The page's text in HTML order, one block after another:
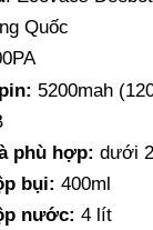
Quốc
5200mah
phù hợp: dưới
bụi: 400ml
nước: 4 lít